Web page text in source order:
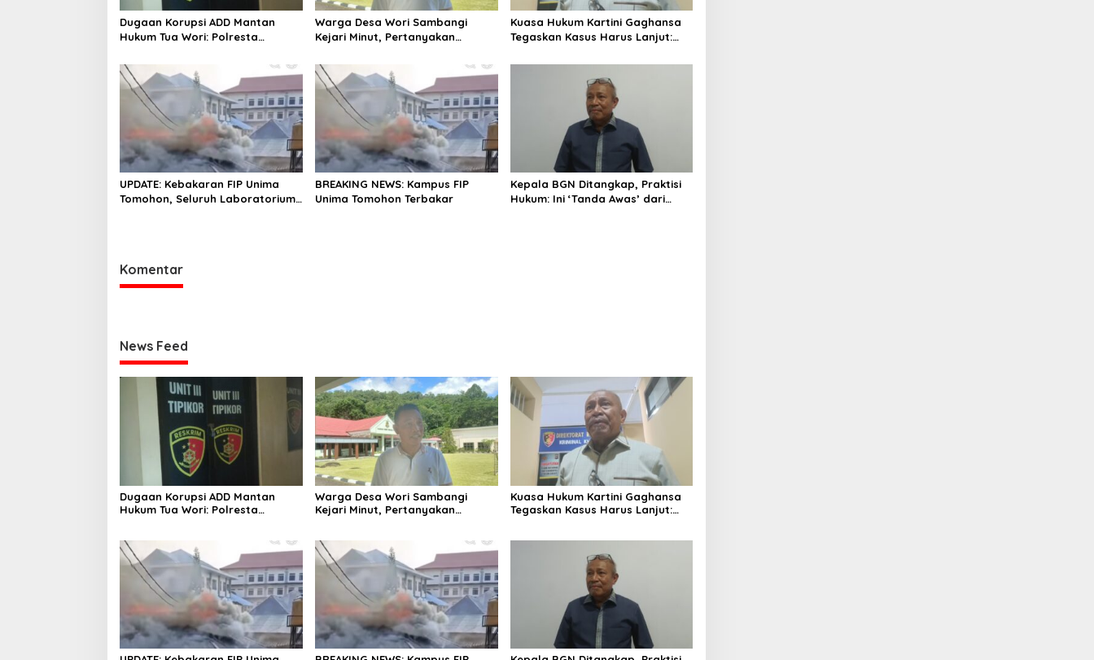
Dugaan Korupsi ADD Mantan
Hukum Tua Wori: Polresta
Inspektorat
Warga Desa Wori Sambangi
Kejari Minut, Pertanyakan
Korupsi Dana Desa
Kuasa Hukum Kartini Gaghansa
Tegaskan Kasus Harus Lanjut:
Bukti Sah
UPDATE: Kebakaran FIP Unima
Tomohon, Seluruh Laboratorium
BREAKING NEWS: Kampus FIP
Unima Tomohon Terbakar
Kepala BGN Ditangkap, Praktisi
Hukum: Ini ‘Tanda Awas’ dari
Komentar
News Feed
Dugaan Korupsi ADD Mantan
Hukum Tua Wori: Polresta
Warga Desa Wori Sambangi
Kejari Minut, Pertanyakan
Kuasa Hukum Kartini Gaghansa
Tegaskan Kasus Harus Lanjut: